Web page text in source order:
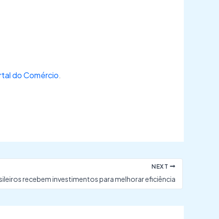
do Comércio.
NEXT
recebem investimentos para melhorar eficiência